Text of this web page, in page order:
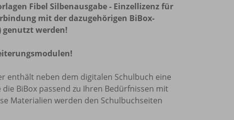
Fibel Silbenausgabe - Einzellizenz für
mit der dazugehörigen BiBox-
genutzt werden!
enthält neben dem digitalen Schulbuch eine
BiBox passend zu Ihren Bedürfnissen mit
Materialien werden den Schulbuchseiten